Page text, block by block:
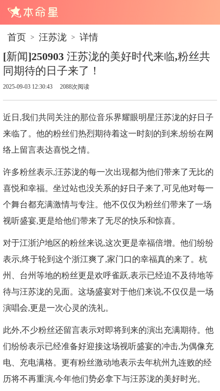
首页 > 汪苏泷 > 详情
[新闻]250903 汪苏泷的美好时代来临,粉丝共
同期待的日子来了！
2025-09-03 12:30:43 2088次阅读
近日,我们共同关注的那位音乐界耀眼明星汪苏泷的好日子
来临了。他的粉丝们热烈期待着这一时刻的到来,纷纷在网
络上留言表达喜悦之情。
许多粉丝表示,汪苏泷的每一次出现都为他们带来了无比的
喜悦和幸福。坐过站也没关系的好日子来了,可见他对每一
个舞台都充满激情与专注。他不仅仅为粉丝们带来了一场
视听盛宴,更是给他们带来了无尽的快乐和惊喜。
对于江浙沪地区的粉丝来说,这次更是幸福倍增。他们纷纷
表示,终于轮到这个浙江爽了,家门口的幸福真的来了。杭
州、台州等地的粉丝更是欢呼雀跃,表示已经迫不及待地等
待与汪苏泷的见面。这场盛宴对于他们来说,不仅仅是一场
演唱会,更是一次心灵的洗礼。
此外,不少粉丝还留言表示对即将到来的演出充满期待。他
们纷纷表示已经准备好迎接这场视听盛宴的冲击,为偶像充
电、充电满格。更有粉丝激动地表示去年杭州九连败的经
历将不再重演,今年他们势必拿下与汪苏泷的美好时光。